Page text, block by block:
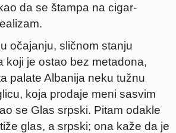
da se štampa na cigar-
očajanju, sličnom stanju
koji je ostao bez metadona,
palate Albanija neku tužnu
koja prodaje meni sasvim
se Glas srpski. Pitam odakle
glas, a srpski; ona kaže da je